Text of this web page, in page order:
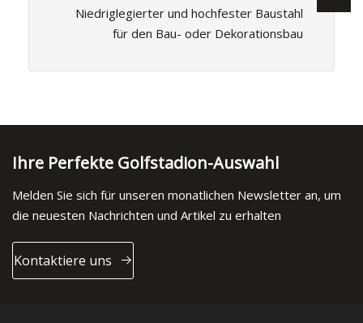
Niedriglegierter und hochfester Baustahl
für den Bau- oder Dekorationsbau
Ihre Perfekte Golfstadion-Auswahl
Melden Sie sich für unseren monatlichen Newsletter an, um
die neuesten Nachrichten und Artikel zu erhalten
Kontaktiere uns